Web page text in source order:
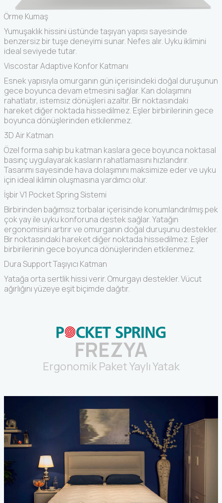
Örme Kumaş
Yumuşaklık hissini üstünde taşıyan yapısı sayesinde
benzersiz bir tuşe deneyimi sunar. Nefes alır. Uyku iklimini
ideal seviyede tutar.
Viscostar Adaptive Konfor Katmanı
Esnek yapısıyla omurganın gün içerisindeki doğal duruşunun
gece boyunca devam etmesini sağlar. Kan dolaşımını
rahatlatır, istemsiz dönüşleri azaltır. Bir noktasındaki
hareket diğer noktada hissedilmez. Eşler birbirilerinin gece
boyunca dönüşlerinden etkilenmez.
3D Air Katman
Özel forma sahip bu katman kaslara gece boyunca noktasal
basınç uygulayarak kasların rahatlamasını hızlandırır.
Tasarımı sayesinde hava dolaşımını maksimize eder ve uyku
için ideal iklimin oluşmasına yardımcı olur.
İşbir V1 Pocket Spring Sistemi
Birbirinden bağımsız torbalar içerisinde konumlandırılmış pek
çok yay ile uyku konforuna destek sağlar. Yatağın
ergonomisini artırır ve omurganın doğal duruşunu destekler.
Bir noktasındaki hareket diğer noktada hissedilmez. Eşler
birbirilerinin gece boyunca dönüşlerinden etkilenmez.
Dura Support Taşıyıcı Katman
Yatağa orta sertlik hissi verir. Omurgayı destekler. Vücut
ağırlığını yüzeye eşit biçimde dağıtır.
FREZYA
Ergonomik Paket Yaylı Yatak